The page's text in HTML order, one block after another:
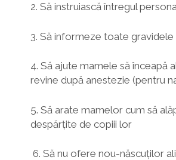
2. Să instruiască întregul
3. Să informeze toate
4. Să ajute mamele să înceapă
revine după anestezie (pentru
5. Să arate mamelor cum să
despărţite de copiii lor
6. Să nu ofere nou-născuţilor